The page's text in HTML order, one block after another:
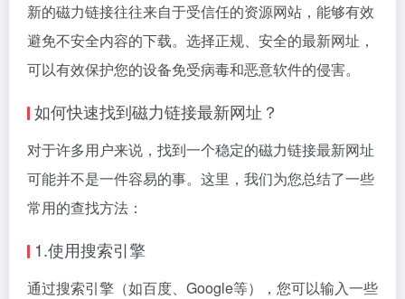
新的磁力链接往往来自于受信任的资源网站，能够有效
避免不安全内容的下载。选择正规、安全的最新网址，
可以有效保护您的设备免受病毒和恶意软件的侵害。
如何快速找到磁力链接最新网址？
对于许多用户来说，找到一个稳定的磁力链接最新网址
可能并不是一件容易的事。这里，我们为您总结了一些
常用的查找方法：
1.使用搜索引擎
通过搜索引擎（如百度、Google等），您可以输入一些